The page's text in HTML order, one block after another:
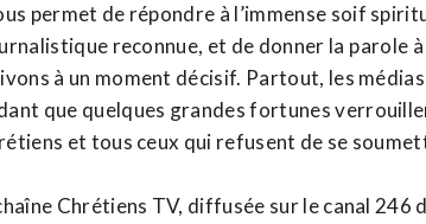
permet de répondre à l’immense soif
reconnue, et de donner la parole à
à un moment décisif. Partout, les
que quelques grandes fortunes
et tous ceux qui refusent de se
Chrétiens TV, diffusée sur le canal 246